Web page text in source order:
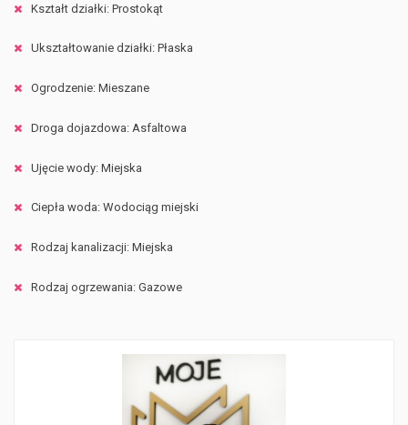
Kształt działki: Prostokąt
Ukształtowanie działki: Płaska
Ogrodzenie: Mieszane
Droga dojazdowa: Asfaltowa
Ujęcie wody: Miejska
Ciepła woda: Wodociąg miejski
Rodzaj kanalizacji: Miejska
Rodzaj ogrzewania: Gazowe